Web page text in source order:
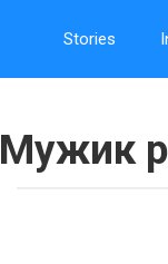
Stories
Мужик